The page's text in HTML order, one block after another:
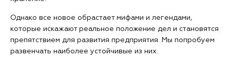
Однако все новое обрастает мифами и легендами,
которые искажают реальное положение дел и становятся
препятствием для развития предприятия. Мы попробуем
развенчать наиболее устойчивые из них.